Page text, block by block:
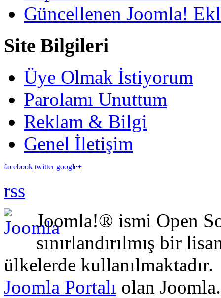
Güncellenen Joomla!
Site Bilgileri
Üye Olmak İstiyorum
Parolamı Unuttum
Reklam & Bilgi
Genel İletişim
facebook twitter google+
rss
Joomla!® ismi Open
sınırlandırılmış bir
ülkelerde kullanılmaktadır.
Joomla Portalı olan